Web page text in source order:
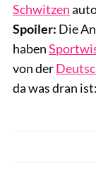
Schwitzen
Spoiler: Die
haben
von der
da was dran ist: